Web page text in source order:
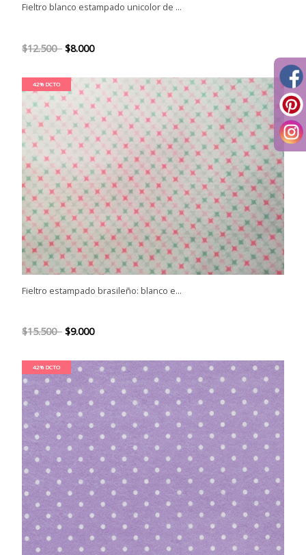
Fieltro blanco estampado unicolor de ...
$12.500 $8.000
42% DCTO
Fieltro estampado brasileño: blanco e...
$15.500 $9.000
42% DCTO